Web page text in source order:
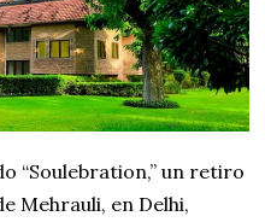
“Soulebration,” un retiro
Mehrauli, en Delhi,